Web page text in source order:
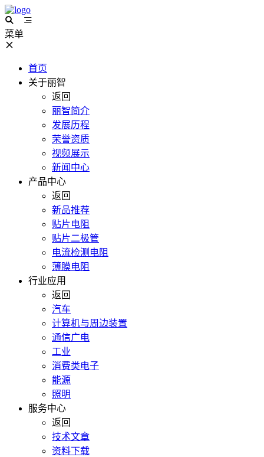
菜单
首页
关于丽智
返回
丽智简介
发展历程
荣誉资质
视频展示
新闻中心
产品中心
返回
新品推荐
贴片电阻
贴片二极管
电流检测电阻
薄膜电阻
行业应用
返回
汽车
计算机与周边装置
通信广电
工业
消费类电子
能源
照明
服务中心
返回
技术文章
资料下载